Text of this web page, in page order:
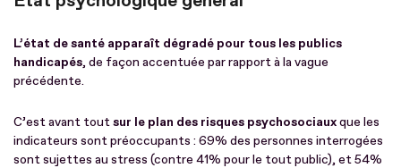
L’état de santé apparaît dégradé pour tous les publics
handicapés, de façon accentuée par rapport à la vague
précédente.
C’est avant toutsur le plan des risques psychosociauxque les
indicateurs sont préoccupants : 69% des personnes interrogées
sont sujettes au stress (contre 41% pour le tout public), et 54%